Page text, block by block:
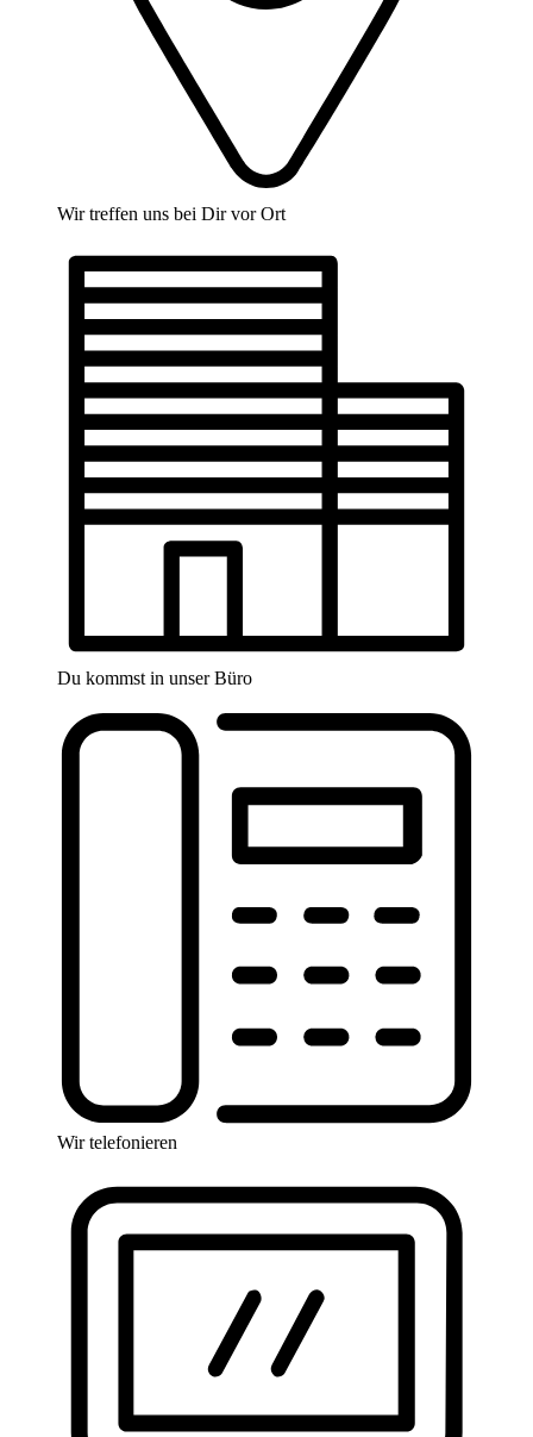
Wir treffen uns bei Dir vor Ort
Du kommst in unser Büro
Wir telefonieren